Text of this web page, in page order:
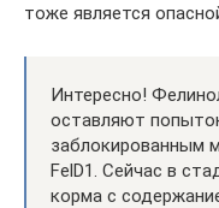
тоже является
Интересно!
оставляют
заблокированным
FelD1. Сейчас в
корма с